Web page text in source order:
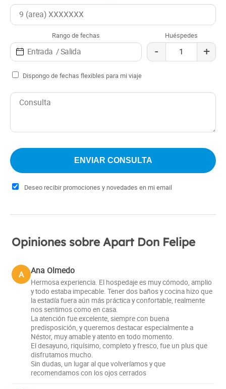
Rango de fechas Huéspedes
- +
Dispongo de fechas flexibles para mi viaje
Deseo recibir promociones y novedades en mi email
Opiniones sobre Apart Don Felipe
A Ana Olmedo
Hermosa experiencia. El hospedaje es muy cómodo, amplio
y todo estaba impecable. Tener dos baños y cocina hizo que
la estadía fuera aún más práctica y confortable, realmente
nos sentimos como en casa.
La atención fue excelente, siempre con buena
predisposición, y queremos destacar especialmente a
Néstor, muy amable y atento en todo momento.
El desayuno, riquísimo, completo y fresco, fue un plus que
disfrutamos mucho.
Sin dudas, un lugar al que volveríamos y que
recomendamos con los ojos cerrados